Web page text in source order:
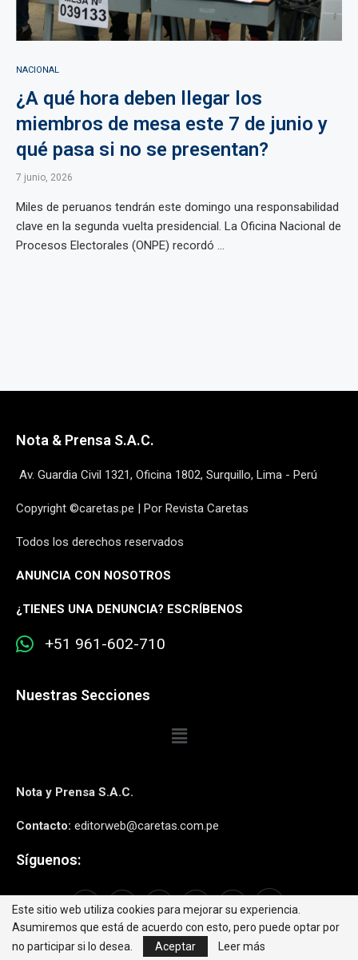
NACIONAL
¿A qué hora deben llegar los
miembros de mesa este 7 de junio y
qué pasa si no se presentan?
7 junio, 2026
Miles de peruanos tendrán este domingo una responsabilidad
clave en la segunda vuelta presidencial. La Oficina Nacional de
Procesos Electorales (ONPE) recordó ...
Nota & Prensa S.A.C.
Av. Guardia Civil 1321, Oficina 1802, Surquillo, Lima - Perú
Copyright ©caretas.pe | Por Revista Caretas
Todos los derechos reservados
ANUNCIA CON NOSOTROS
¿TIENES UNA DENUNCIA? ESCRÍBENOS
+51 961-602-710
Nuestras Secciones
Nota y Prensa S.A.C.
Contacto: editorweb@caretas.com.pe
Síguenos:
Este sitio web utiliza cookies para mejorar su experiencia.
Asumiremos que está de acuerdo con esto, pero puede optar por
no participar si lo desea.
Aceptar Leer más